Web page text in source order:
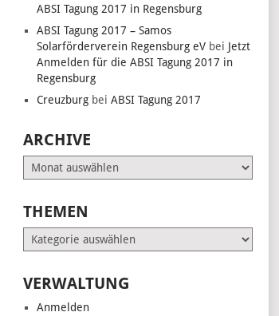
ABSI Tagung 2017 in Regensburg
ABSI Tagung 2017 – Samos
Solarförderverein Regensburg eV bei Jetzt
Anmelden für die ABSI Tagung 2017 in
Regensburg
Creuzburg beiABSI Tagung 2017
ARCHIVE
Archive
THEMEN
Themen
VERWALTUNG
Anmelden